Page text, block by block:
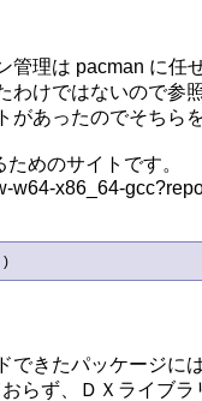
理は pacman に任
けではないので参
あったのでそちら
めのサイトです。
w64-x86_64-
)
できたパッケージに
らず、ＤＸライブ